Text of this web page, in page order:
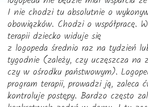
I nie chodzi tu absolutnie o
obowiązków. Chodzi o współpracę.
terapii dziecko widuje się
z logopeda średnio raz na tydzień
tygodnie (zależy, czy uczęszcza na
czy w ośrodku państwowym).
program terapii, prowadzi ją, zaleca
kontroluje postępy. Bardzo często